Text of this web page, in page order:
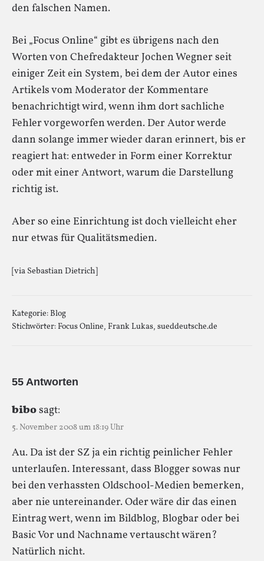
den falschen Namen.
Bei „Focus Online“ gibt es übrigens nach den
Worten von Chefredakteur Jochen Wegner seit
einiger Zeit ein System, bei dem der Autor eines
Artikels vom Moderator der Kommentare
benachrichtigt wird, wenn ihm dort sachliche
Fehler vorgeworfen werden. Der Autor werde
dann solange immer wieder daran erinnert, bis er
reagiert hat: entweder in Form einer Korrektur
oder mit einer Antwort, warum die Darstellung
richtig ist.
Aber so eine Einrichtung ist doch vielleicht eher
nur etwas für Qualitätsmedien.
[via Sebastian Dietrich]
Kategorie:Blog
Stichwörter:Focus Online, Frank Lukas, sueddeutsche.de
55 Antworten
bibosagt:
5. November 2008 um 18:19 Uhr
Au. Da ist der SZ ja ein richtig peinlicher Fehler
unterlaufen. Interessant, dass Blogger sowas nur
bei den verhassten Oldschool-Medien bemerken,
aber nie untereinander. Oder wäre dir das einen
Eintrag wert, wenn im Bildblog, Blogbar oder bei
Basic Vor und Nachname vertauscht wären?
Natürlich nicht.